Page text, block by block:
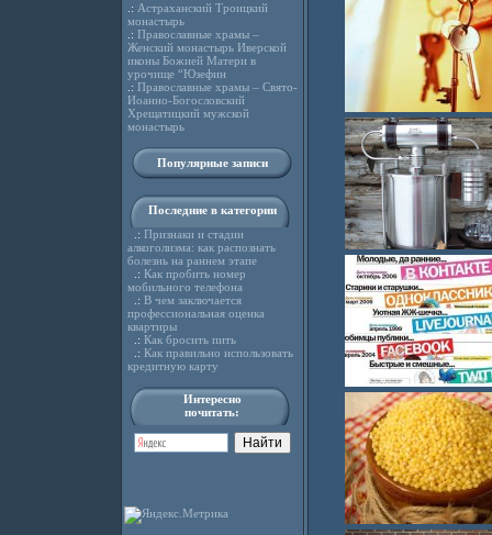
.: Астраханский Троицкий
монастырь
.: Православные храмы –
Женский монастырь Иверской
иконы Божией Матери в
урочище “Юзефин
.: Православные храмы – Свято-
Иоанно-Богословский
Хрещатицкий мужской
монастырь
Популярные записи
Последние в категории
.: Признаки и стадии
алкоголизма: как распознать
болезнь на раннем этапе
.: Как пробить номер
мобильного телефона
.: В чем заключается
профессиональная оценка
квартиры
.: Как бросить пить
.: Как правильно использовать
кредитную карту
Интересно
почитать: